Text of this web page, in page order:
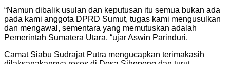
“Namun dibalik usulan dan keputusan itu semua bukan ada
pada kami anggota DPRD Sumut, tugas kami mengusulkan
dan mengawal, sementara yang memutuskan adalah
Pemerintah Sumatera Utara, “ujar Aswin Parinduri.
Camat Siabu Sudrajat Putra mengucapkan terimakasih